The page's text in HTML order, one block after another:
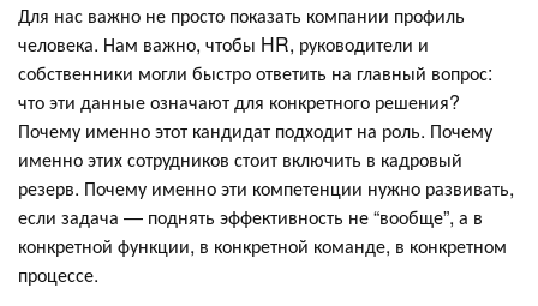
Для нас важно не просто показать компании профиль
человека. Нам важно, чтобы HR, руководители и
собственники могли быстро ответить на главный вопрос:
что эти данные означают для конкретного решения?
Почему именно этот кандидат подходит на роль. Почему
именно этих сотрудников стоит включить в кадровый
резерв. Почему именно эти компетенции нужно развивать,
если задача — поднять эффективность не “вообще”, а в
конкретной функции, в конкретной команде, в конкретном
процессе.